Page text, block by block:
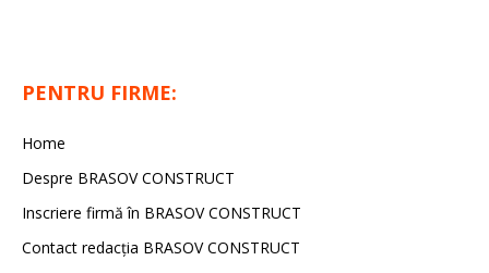
PENTRU FIRME:
Home
Despre BRASOV CONSTRUCT
Inscriere firmă în BRASOV CONSTRUCT
Contact redacţia BRASOV CONSTRUCT